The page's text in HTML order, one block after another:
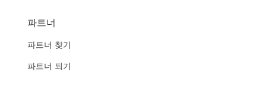
파트너
파트너 찾기
파트너 되기